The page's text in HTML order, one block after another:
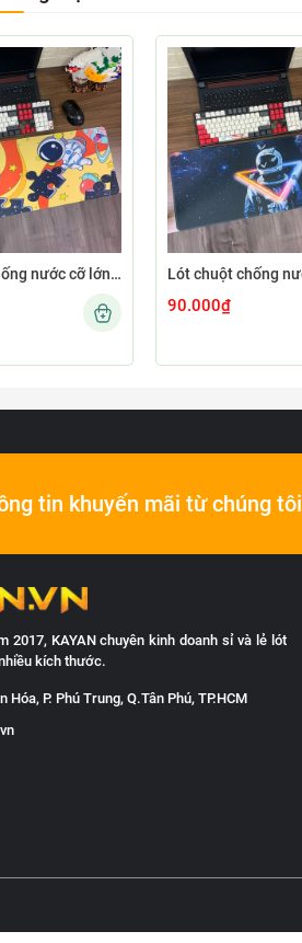
Lót chuột chống nước cỡ lớn 80x30cm dày 3mm ASTRO-03-80X30
90.000₫
tin khuyến mãi từ chúng tôi
KAYAN chuyên kinh doanh sỉ và lẻ lót
kích thước.
Hóa, P. Phú Trung, Q.Tân Phú, TP.HCM